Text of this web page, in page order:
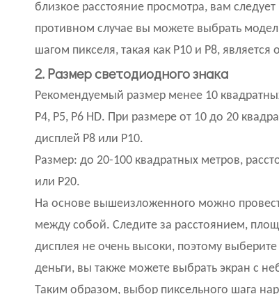
близкое расстояние просмотра, вам
противном случае вы можете выбрать
шагом пикселя, такая как P10 и P8,
2. Размер светодиодного знака
Рекомендуемый размер менее 10
P4, P5, P6 HD. При размере от 10 до 20
дисплей P8 или P10.
Размер: до 20-100 квадратных метров,
или P20.
На основе вышеизложенного можно
между собой. Следите за расстоянием,
дисплея не очень высоки, поэтому
деньги, вы также можете выбрать экран с
Таким образом, выбор пиксельного шага